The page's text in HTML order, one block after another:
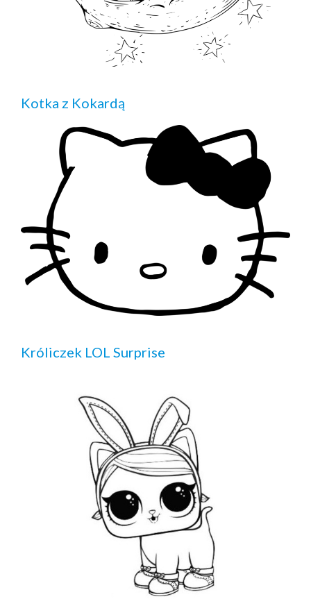
Kotka z Kokardą
Króliczek LOL Surprise